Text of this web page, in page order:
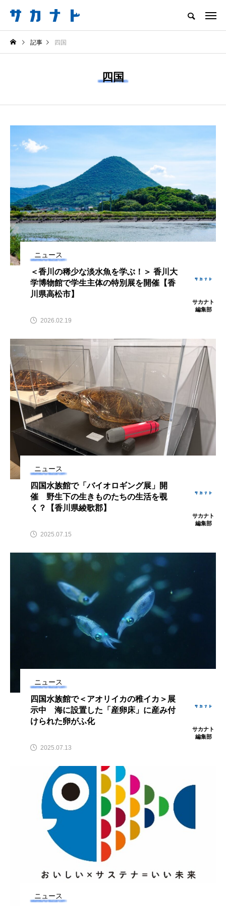
サカナをもっと好きになる
知る 食べる 楽しむ
サカナを知ろう
一般的な“アジ”とは全
然違う！ ＜クロアジ
モドキ＞を食べてみ
た マナガツオによく
似てる？
椎名まさ
2026.08.10
＜なぜ釣り人は魚拓を
とるのか？＞ 魚拓が
もつ不思議な力──祖
父と子の魚拓からその
清水む
キーワードから探す
おばま水族館
アイゴ アイナメ アオウオ アオザメ
アオリイカ アカアジ アカカサゴ
アカクラゲ アカザ アカハタ
アカムツ アカメ アクアリウム
アサヒガニ アザアシ アシカ アジ
アッキガイ
アブラボテ アマガエル アマゴ
アンコウ イカナゴ イクラ
イトウ イトヒキアジ
イトヨリダイ イラスト
イリエワニ イワナ
ウマヅラハギ
エゾアイナメ エッセイ オオカミウオ
オットセイ オニヒトデ オワンクラゲ
オーストラリア カイエビ カイギュウ
カイロウドウケツ カイワリ
カエルアンコウ カガミガイ
カクレクマノミ カゴカマス
記事 四国
四国
ニュース
＜香川の稀少な淡水魚を学ぶ！＞ 香川大
学博物館で学生主体の特別展を開催【香
川県高松市】
サカナト
編集部
2026.02.19
ニュース
四国水族館で「バイオロギング展」開
催 野生下の生きものたちの生活を覗
く？【香川県綾歌郡】
サカナト
編集部
2025.07.15
ニュース
四国水族館で＜アオリイカの稚イカ＞展
示中 海に設置した「産卵床」に産み付
けられた卵がふ化
サカナト
編集部
2025.07.13
ニュース